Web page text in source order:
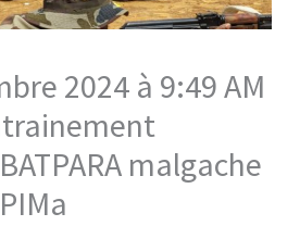
2024 à 9:49 AM
malgache